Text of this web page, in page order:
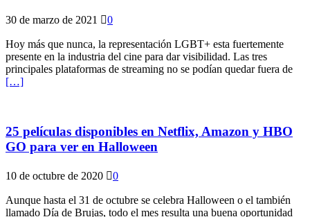
30 de marzo de 2021 0
Hoy más que nunca, la representación LGBT+ esta fuertemente
presente en la industria del cine para dar visibilidad. Las tres
principales plataformas de streaming no se podían quedar fuera de
[…]
25 películas disponibles en Netflix, Amazon y HBO
GO para ver en Halloween
10 de octubre de 2020 0
Aunque hasta el 31 de octubre se celebra Halloween o el también
llamado Día de Brujas, todo el mes resulta una buena oportunidad